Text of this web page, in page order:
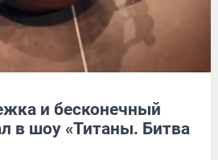
и бесконечный
в шоу «Титаны. Битва